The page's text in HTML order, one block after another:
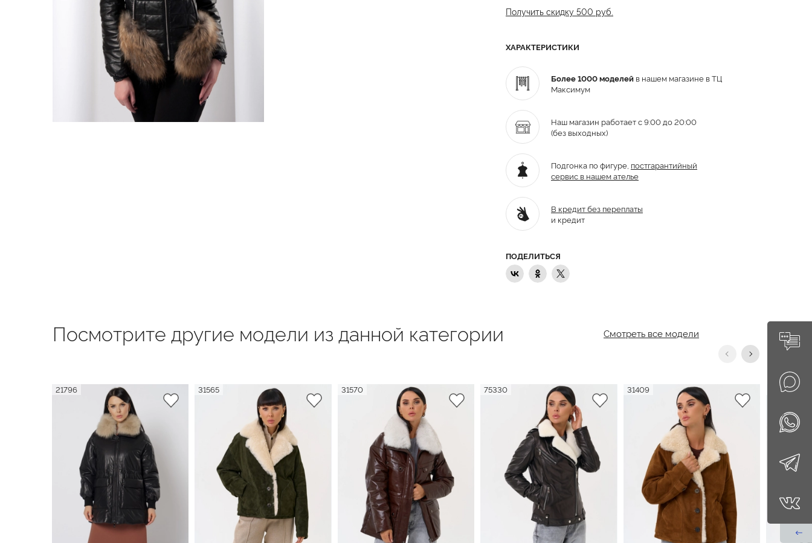
Получить скидку 500 руб.
ХАРАКТЕРИСТИКИ
Более 1000 моделей в нашем магазине в ТЦ
Максимум
Наш магазин работает с 9:00 до 20:00
(без выходных)
Подгонка по фигуре, постгарантийный
сервис в нашем ателье
В кредит без переплаты
и кредит
ПОДЕЛИТЬСЯ
Посмотрите другие модели из данной категории Смотреть все модели
21796 31565 31570 75330 31409 31374